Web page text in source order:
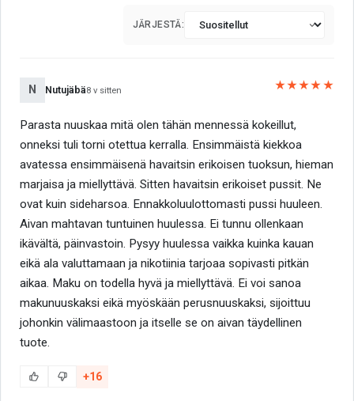
JÄRJESTÄ:
N Nutujäbä8 v sitten ★★★★★
Parasta nuuskaa mitä olen tähän mennessä kokeillut,
onneksi tuli torni otettua kerralla. Ensimmäistä kiekkoa
avatessa ensimmäisenä havaitsin erikoisen tuoksun, hieman
marjaisa ja miellyttävä. Sitten havaitsin erikoiset pussit. Ne
ovat kuin sideharsoa. Ennakkoluulottomasti pussi huuleen.
Aivan mahtavan tuntuinen huulessa. Ei tunnu ollenkaan
ikävältä, päinvastoin. Pysyy huulessa vaikka kuinka kauan
eikä ala valuttamaan ja nikotiinia tarjoaa sopivasti pitkän
aikaa. Maku on todella hyvä ja miellyttävä. Ei voi sanoa
makunuuskaksi eikä myöskään perusnuuskaksi, sijoittuu
johonkin välimaastoon ja itselle se on aivan täydellinen
tuote.
+16